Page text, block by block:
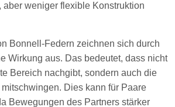
weniger flexible Konstruktion
Bonnell-Federn zeichnen sich durch
Wirkung aus. Das bedeutet, dass nicht
Bereich nachgibt, sondern auch die
Dies kann für Paare
Bewegungen des Partners stärker